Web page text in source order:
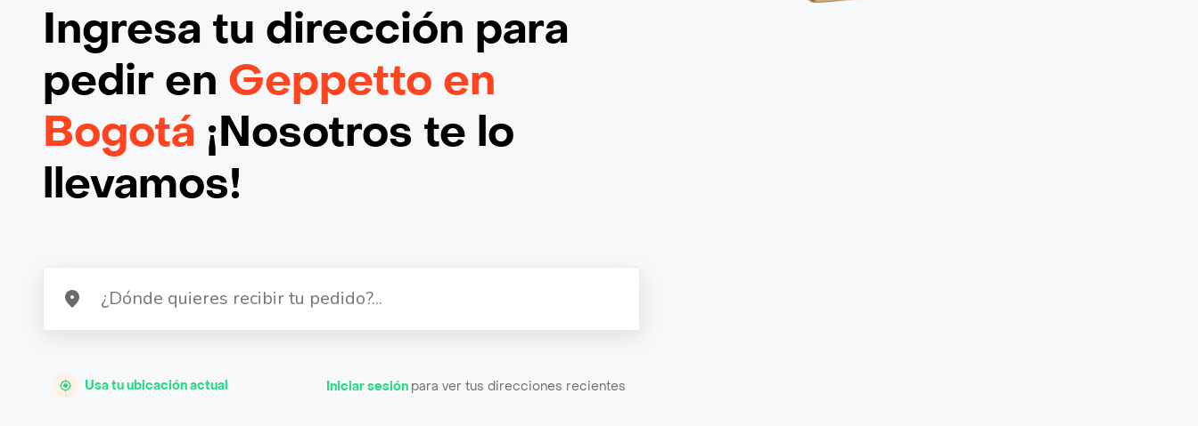
Ingresa tu dirección para
pedir en Geppetto en
Bogotá ¡Nosotros te lo
llevamos!
Usa tu ubicación actual Iniciar sesión para ver tus direcciones recientes